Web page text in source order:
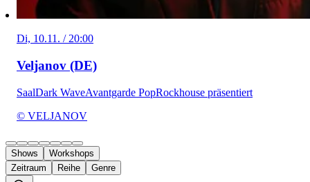
Di, 10.11. / 20:00
Veljanov (DE)
SaalDark WaveAvantgarde PopRockhouse präsentiert
© VELJANOV
Shows
Workshops
Zeitraum
Reihe Genre